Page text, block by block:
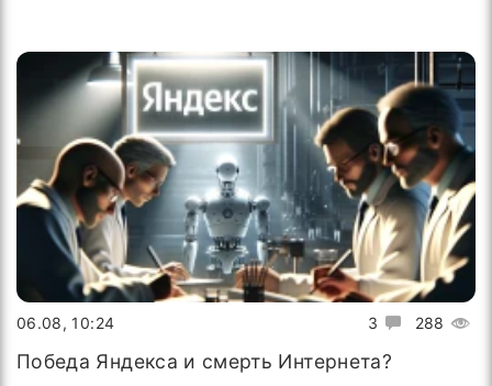
3 288
06.08, 10:24
Победа Яндекса и смерть Интернета?